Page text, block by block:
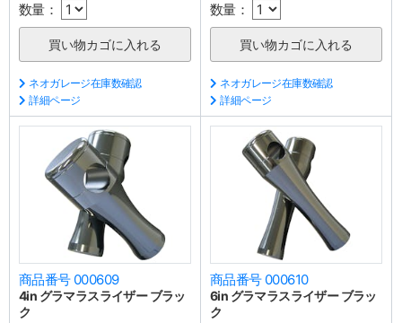
数量：
ネオガレージ在庫数確認
詳細ページ
数量：
ネオガレージ在庫数確認
詳細ページ
商品番号 000609
4in グラマラスライザー ブラッ
ク
商品番号 000610
6in グラマラスライザー ブラッ
ク